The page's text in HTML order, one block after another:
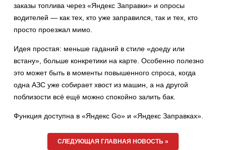
заказы топлива через «Яндекс Заправки» и опросы
водителей — как тех, кто уже заправился, так и тех, кто
просто проезжал мимо.
Идея простая: меньше гаданий в стиле «доеду или
встану», больше конкретики на карте. Особенно полезно
это может быть в моменты повышенного спроса, когда
одна АЗС уже собирает хвост из машин, а на другой
поблизости всё ещё можно спокойно залить бак.
Функция доступна в «Яндекс Go» и «Яндекс Заправках».
СЛЕДУЮЩАЯ ГЛАВНАЯ НОВОСТЬ »